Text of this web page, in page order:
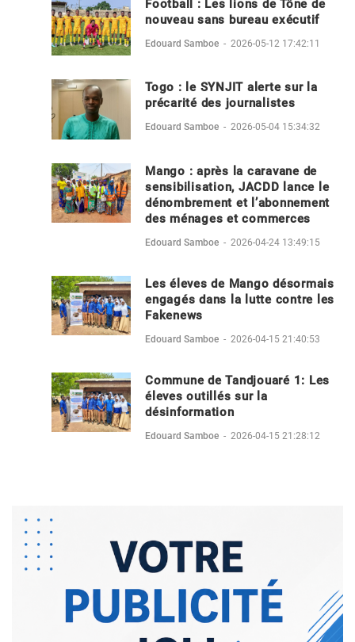
Football : Les lions de Tône de
nouveau sans bureau exécutif
Edouard Samboe - 2026-05-12 17:42:11
Togo : le SYNJIT alerte sur la
précarité des journalistes
Edouard Samboe - 2026-05-04 15:34:32
Mango : après la caravane de
sensibilisation, JACDD lance le
dénombrement et l’abonnement
des ménages et commerces
Edouard Samboe - 2026-04-24 13:49:15
Les éleves de Mango désormais
engagés dans la lutte contre les
Fakenews
Edouard Samboe - 2026-04-15 21:40:53
Commune de Tandjouaré 1: Les
éleves outillés sur la
désinformation
Edouard Samboe - 2026-04-15 21:28:12